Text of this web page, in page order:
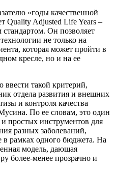
«годы качественной
Quality Adjusted Life Years –
Он позволяет
не только на
которая может пройти в
кресле, но и на ее
ввести такой критерий,
отдела развития и внешних
и контроля качества
По ее словам, это один
простых инструментов для
разных заболеваний,
рамках одного бюджета. На
модель, дающая
более-менее прозрачно и